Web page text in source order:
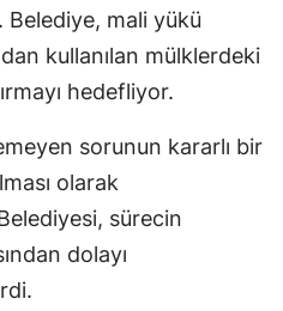
Belediye, mali yükü
kullanılan mülklerdeki
hedefliyor.
sorunun kararlı bir
olarak
sürecin
dolayı